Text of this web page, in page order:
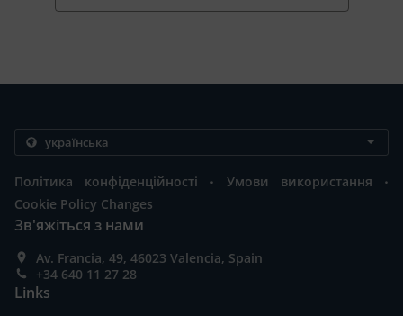
Політика конфіденційності . Умови використання .
Cookie Policy Changes
Зв'яжіться з нами
Av. Francia, 49, 46023 Valencia, Spain
+34 640 11 27 28
Links